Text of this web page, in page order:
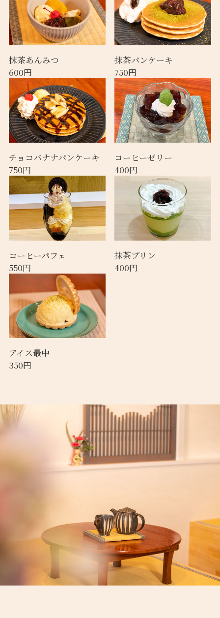
抹茶あんみつ
600円
抹茶パンケーキ
750円
チョコバナナパンケーキ
750円
コーヒーゼリー
400円
コーヒーパフェ
550円
抹茶プリン
400円
アイス最中
350円